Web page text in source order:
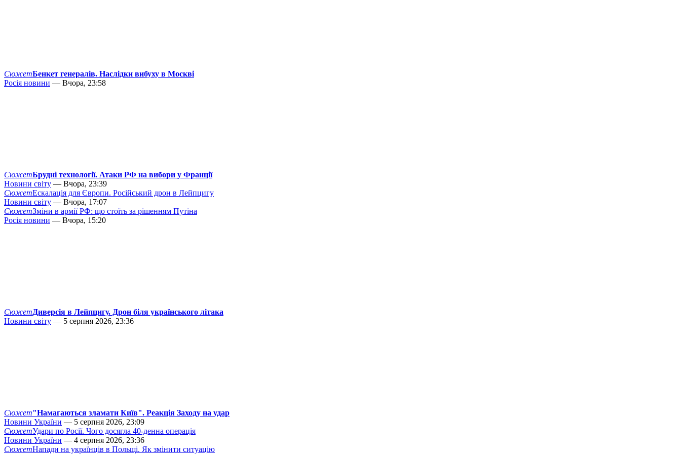
СюжетБенкет генералів. Наслідки вибуху в Москві
Росія новини — Вчора, 23:58
СюжетБрудні технології. Атаки РФ на вибори у Франції
Новини світу — Вчора, 23:39
СюжетЕскалація для Європи. Російський дрон в Лейпцигу
Новини світу — Вчора, 17:07
СюжетЗміни в армії РФ: що стоїть за рішенням Путіна
Росія новини — Вчора, 15:20
СюжетДиверсія в Лейпцигу. Дрон біля українського літака
Новини світу — 5 серпня 2026, 23:36
Сюжет"Намагаються зламати Київ". Реакція Заходу на удар
Новини України — 5 серпня 2026, 23:09
СюжетУдари по Росії. Чого досягла 40-денна операція
Новини України — 4 серпня 2026, 23:36
СюжетНапади на українців в Польщі. Як змінити ситуацію